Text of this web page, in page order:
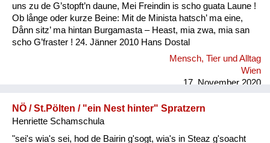
uns zu de G’stopft’n daune, Mei Freindin is scho guata Laune !
Ob långe oder kurze Beine: Mit de Minista hatsch’ ma eine,
Dånn sitz’ ma hintan Burgamasta – Heast, mia zwa, mia san
scho G’fraster ! 24. Jänner 2010 Hans Dostal
Mensch, Tier und Alltag
Wien
17. November 2020
NÖ / St.Pölten / "ein Nest hinter" Spratzern
Henriette Schamschula
"sei's wia's sei, hod de Bairin g'sogt, wia's in Steaz g'soacht